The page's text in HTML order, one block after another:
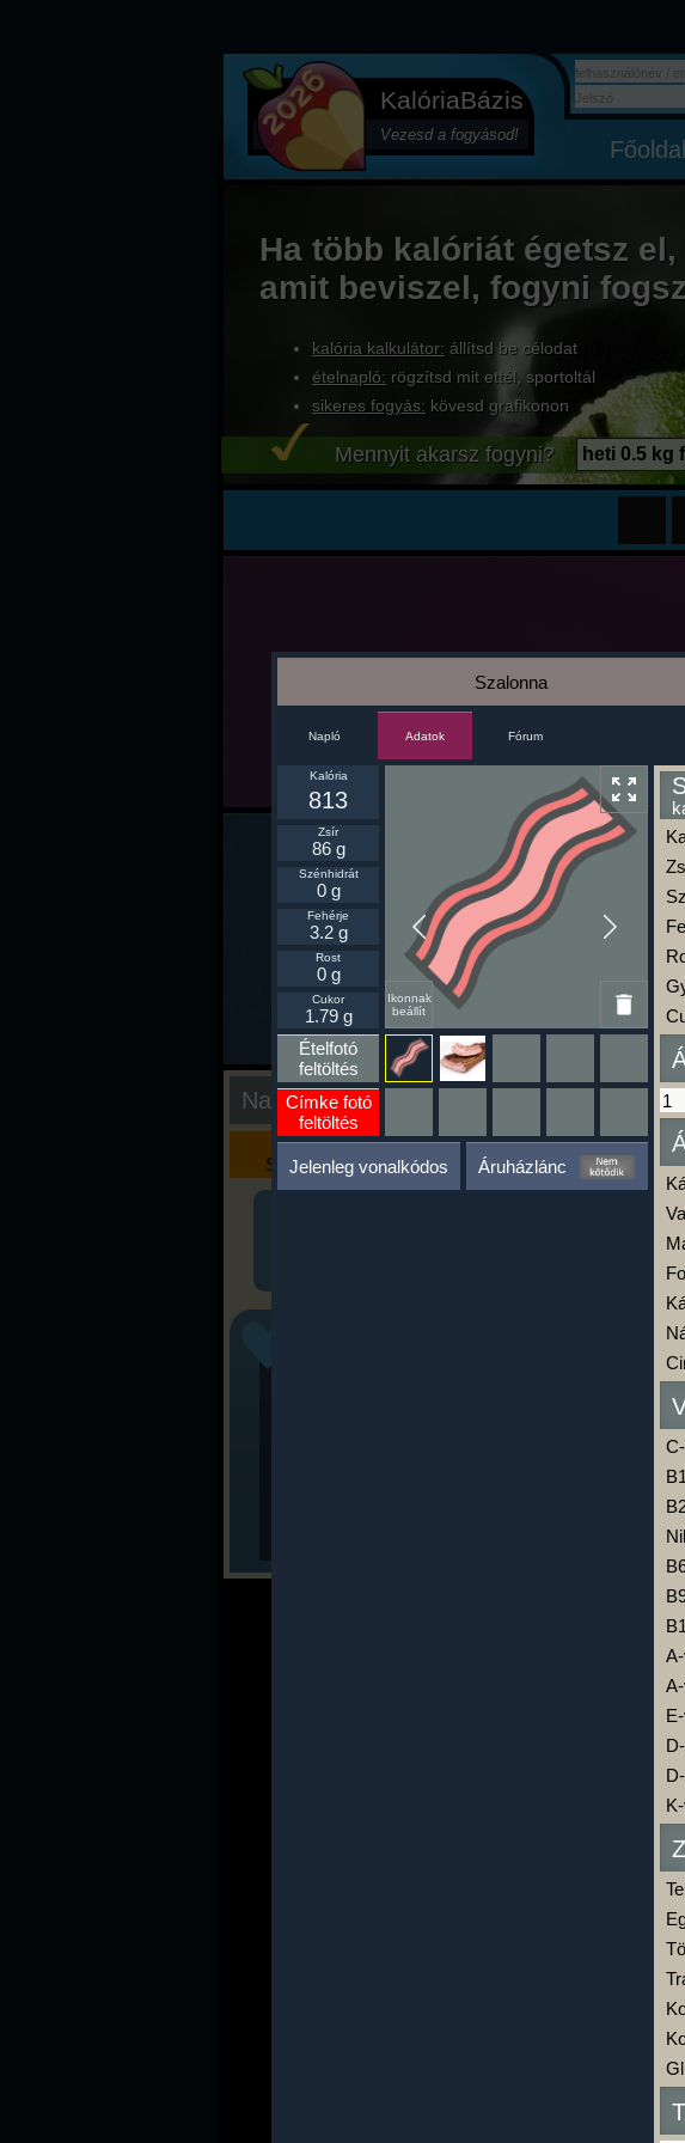
KalóriaBázis
Vezesd a fogyásod!
Főoldal
Ha több kalóriát égetsz
amit beviszel, fogyni
kalória kalkulátor: állítsd be célodat
ételnapló: rögzítsd mit ettél, sportoltál
sikeres fogyás: kövesd grafikonon
Mennyit akarsz fogyni? heti 0.5 kg
Nap kiértékelése
Kalória
Szimulátor
Szöveges
Értékelés
Ha
A
Szalonna
Napló Adatok Fórum
Ikonnak
beállít
Kalória
813
Zsír
86 g
Szénhidrát
0 g
Fehérje
3.2 g
Rost
0 g
Cukor
1.79 g
Ételfotó
feltöltés
Címke fotó
feltöltés
Jelenleg vonalkódos Áruházlánc